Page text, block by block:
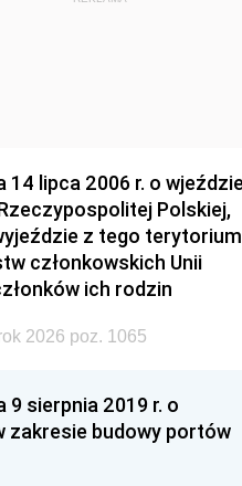
14 lipca 2006 r. o
Polskiej,
z tego terytorium
członkowskich Unii
ich rodzin
2026 poz. 1065
9 sierpnia 2019 r. o
zakresie budowy portów